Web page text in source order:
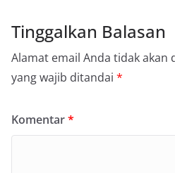
Tinggalkan Balasan
Alamat email Anda tidak akan
yang wajib ditandai *
Komentar*